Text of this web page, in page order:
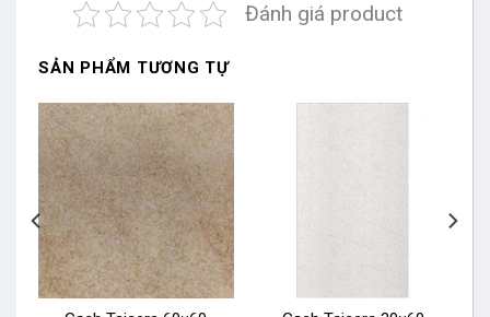
Đánh giá product
SẢN PHẨM TƯƠNG TỰ